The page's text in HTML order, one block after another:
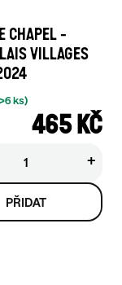
CHAPEL -
VILLAGES
465 KČ
ks)
+